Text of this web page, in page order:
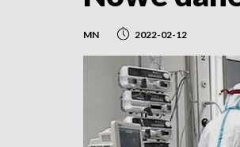
MN 2022-02-12